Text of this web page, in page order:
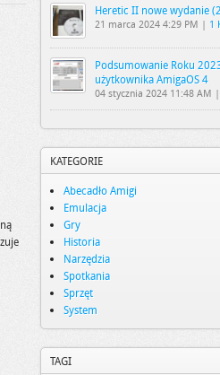
Heretic II nowe wydanie
21 marca 2024 4:29 PM | 1
Podsumowanie Roku
użytkownika AmigaOS 4
04 stycznia 2024 11:48 AM |
KATEGORIE
Abecadło Amigi
Emulacja
Gry
Historia
Narzędzia
Spotkania
Sprzęt
System
TAGI